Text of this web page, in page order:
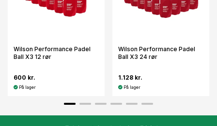
Wilson Performance Padel
Ball X3 12 rør
600 kr.
På lager
Wilson Performance Padel
Ball X3 24 rør
1.128 kr.
På lager